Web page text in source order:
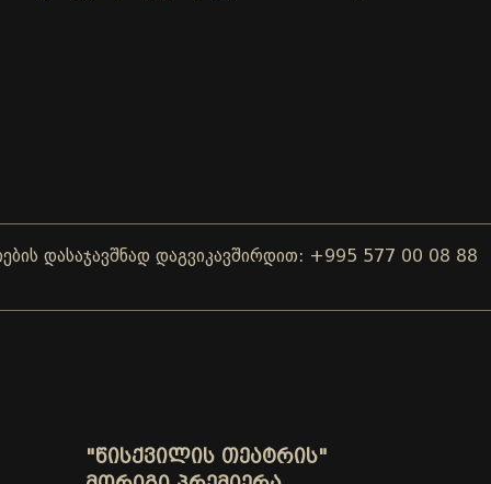
დაგვიკავშირდით: +995 577 00 08 88
"ᲬᲘᲡᲥᲕᲘᲚᲘᲡ ᲗᲔᲐᲢᲠᲘᲡ"